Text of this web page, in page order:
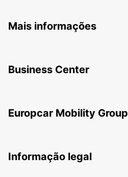
Mais informações
Business Center
Europcar Mobility Group
Informação legal